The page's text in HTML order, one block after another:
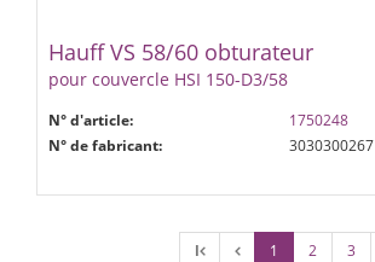
Hauff VS 58/60 obturateur
pour couvercle HSI 150-D3/58
N° d'article:
1750248
N° de fabricant:
3030300267
l 1 2 3